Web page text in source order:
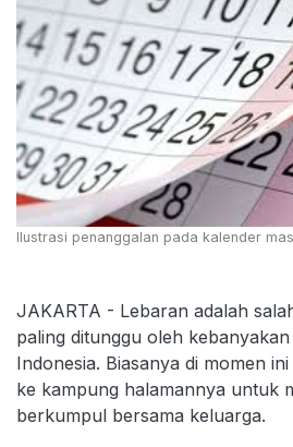
Ilustrasi penanggalan pada kalender
JAKARTA - Lebaran adalah
paling ditunggu oleh
Indonesia. Biasanya di momen
ke kampung halamannya untuk
berkumpul bersama keluarga.